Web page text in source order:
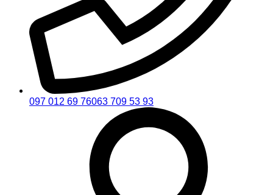
097 012 69 76063 709 53 93